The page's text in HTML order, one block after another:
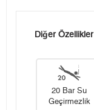
Diğer Özellikler
20 Bar Su
Geçirmezlik